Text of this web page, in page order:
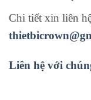
Chi tiết xin liên
Liên hệ với